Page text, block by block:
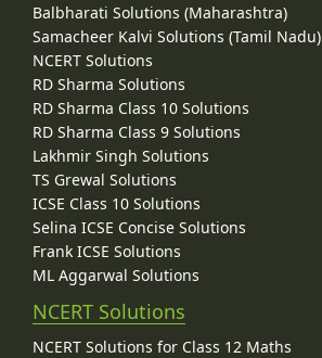
Balbharati Solutions (Maharashtra)
Samacheer Kalvi Solutions (Tamil Nadu)
NCERT Solutions
RD Sharma Solutions
RD Sharma Class 10 Solutions
RD Sharma Class 9 Solutions
Lakhmir Singh Solutions
TS Grewal Solutions
ICSE Class 10 Solutions
Selina ICSE Concise Solutions
Frank ICSE Solutions
ML Aggarwal Solutions
NCERT Solutions
NCERT Solutions for Class 12 Maths